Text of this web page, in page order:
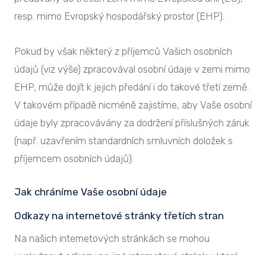
resp. mimo Evropský hospodářský prostor (EHP).
Pokud by však některý z příjemců Vašich osobních
údajů (viz výše) zpracovával osobní údaje v zemi mimo
EHP, může dojít k jejich předání i do takové třetí země.
V takovém případě nicméně zajistíme, aby Vaše osobní
údaje byly zpracovávány za dodržení příslušných záruk
(např. uzavřením standardních smluvních doložek s
příjemcem osobních údajů).
Jak chráníme Vaše osobní údaje
Odkazy na internetové stránky třetích stran
Na našich internetových stránkách se mohou